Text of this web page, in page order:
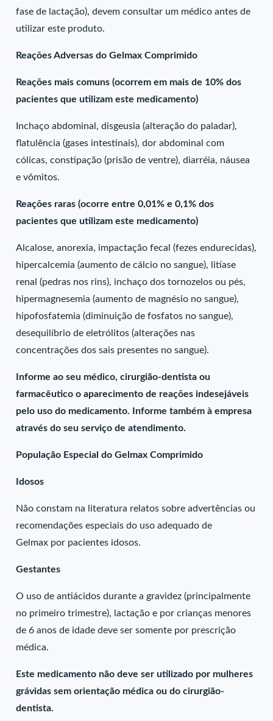
fase de lactação), devem consultar um médico antes de
utilizar este produto.
Reações Adversas do Gelmax Comprimido
Reações mais comuns (ocorrem em mais de 10% dos
pacientes que utilizam este medicamento)
Inchaço abdominal, disgeusia (alteração do paladar),
flatulência (gases intestinais), dor abdominal com
cólicas, constipação (prisão de ventre), diarréia, náusea
e vômitos.
Reações raras (ocorre entre 0,01% e 0,1% dos
pacientes que utilizam este medicamento)
Alcalose, anorexia, impactação fecal (fezes endurecidas),
hipercalcemia (aumento de cálcio no sangue), litíase
renal (pedras nos rins), inchaço dos tornozelos ou pés,
hipermagnesemia (aumento de magnésio no sangue),
hipofosfatemia (diminuição de fosfatos no sangue),
desequilíbrio de eletrólitos (alterações nas
concentrações dos sais presentes no sangue).
Informe ao seu médico, cirurgião-dentista ou
farmacêutico o aparecimento de reações indesejáveis
pelo uso do medicamento. Informe também à empresa
através do seu serviço de atendimento.
População Especial do Gelmax Comprimido
Idosos
Não constam na literatura relatos sobre advertências ou
recomendações especiais do uso adequado de
Gelmax por pacientes idosos.
Gestantes
O uso de antiácidos durante a gravidez (principalmente
no primeiro trimestre), lactação e por crianças menores
de 6 anos de idade deve ser somente por prescrição
médica.
Este medicamento não deve ser utilizado por mulheres
grávidas sem orientação médica ou do cirurgião-
dentista.